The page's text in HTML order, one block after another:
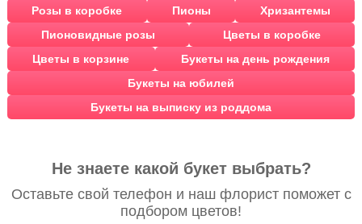
Розы в коробке
Пионы
Хризантемы
Пионовидные розы
Цветы в коробке
Цветы в корзине
Букеты на день рождения
Букеты на юбилей
Букеты на выписку из роддома
Не знаете какой букет выбрать?
Оставьте свой телефон и наш флорист поможет с
подбором цветов!